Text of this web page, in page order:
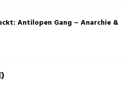
Antilopen Gang – Anarchie &